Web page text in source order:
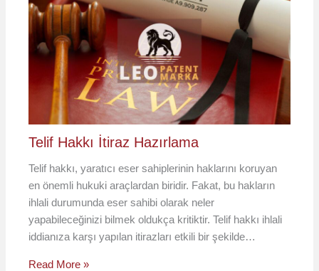
Telif Hakkı İtiraz Hazırlama
Telif hakkı, yaratıcı eser sahiplerinin haklarını koruyan
en önemli hukuki araçlardan biridir. Fakat, bu hakların
ihlali durumunda eser sahibi olarak neler
yapabileceğinizi bilmek oldukça kritiktir. Telif hakkı ihlali
iddianıza karşı yapılan itirazları etkili bir şekilde…
Read More »